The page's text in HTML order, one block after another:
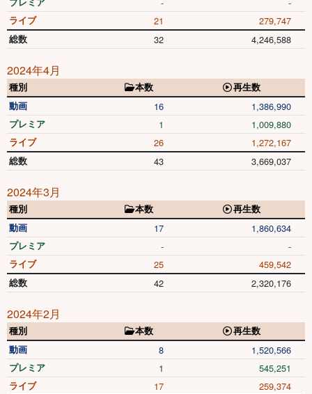
ライブ 21 279,747
総数 32 4,246,588
2024年4月
種別 本数
再生数
動画
16 1,386,990
プレミア 1 1,009,880
ライブ 26 1,272,167
総数 43 3,669,037
2024年3月
種別 本数
再生数
動画
17 1,860,634
プレミア - -
ライブ 25 459,542
総数 42 2,320,176
2024年2月
種別 本数
再生数
動画
8 1,520,566
プレミア 1 545,251
ライブ 17 259,374